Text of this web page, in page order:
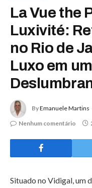
La Vue the
Luxivité:
no Rio de
Luxo em
ByEmanuele Martins
Nenhum comentário
Situado no Vidigal, um